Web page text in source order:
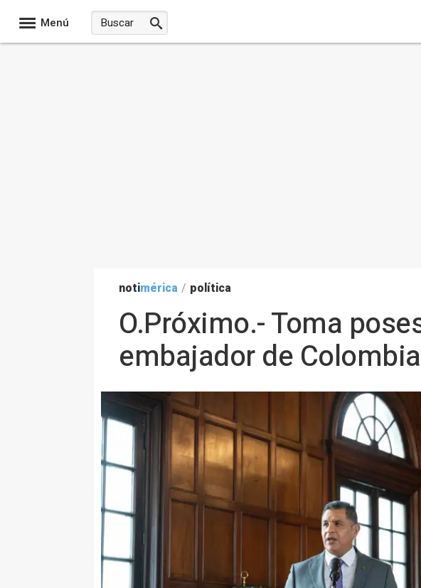
Menú
notimérica / política
O.Próximo.- Toma
embajador de